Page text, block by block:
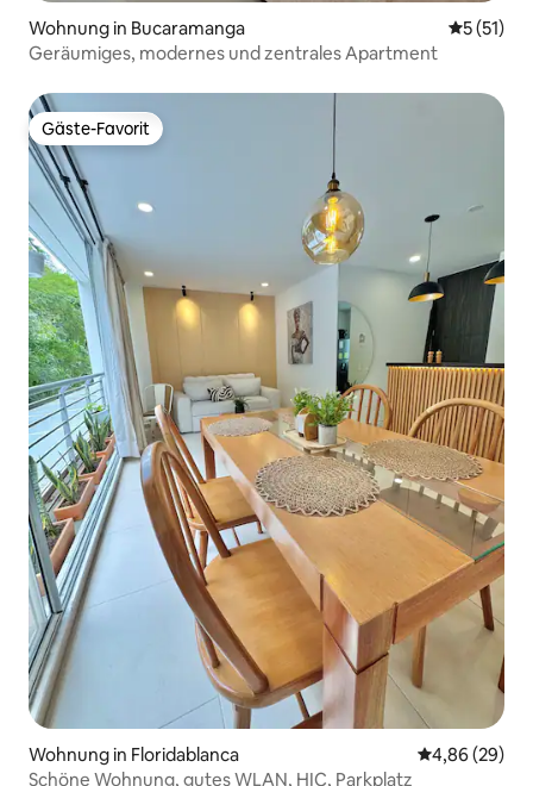
Wohnung in Bucaramanga
5 (51)
Geräumiges, modernes und zentrales Apartment
Gäste-Favorit
Gäste-Favorit
Wohnung in Floridablanca
4,86 (29)
Schöne Wohnung, gutes WLAN, HIC, Parkplatz